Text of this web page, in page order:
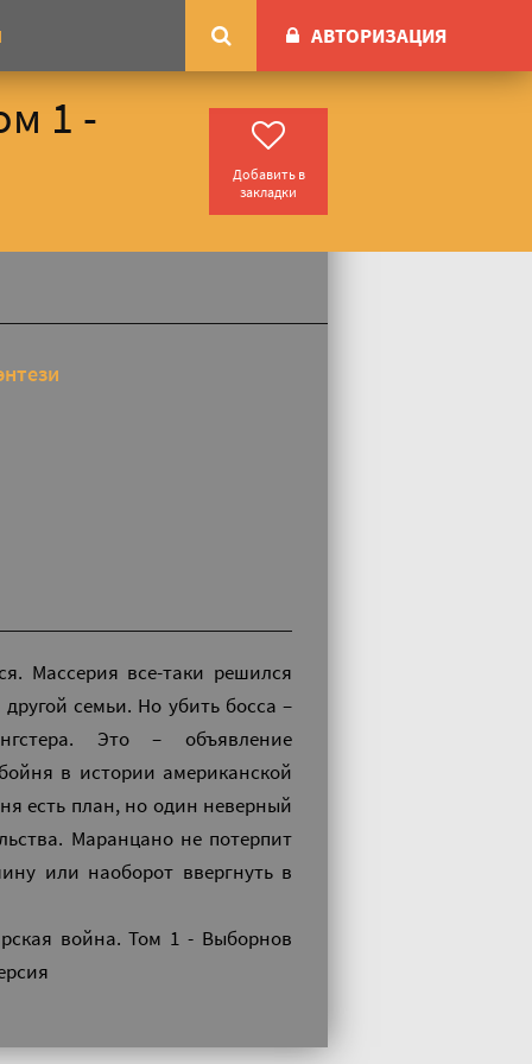
АВТОРИЗАЦИЯ
1 -
Добавить в
закладки
Массерия все-таки решился
семьи. Но убить босса –
Это – объявление
в истории американской
есть план, но один неверный
Маранцано не потерпит
или наоборот ввергнуть в
война. Том 1 - Выборнов